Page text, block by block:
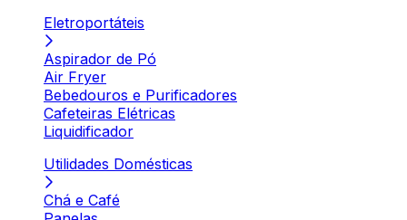
Eletroportáteis
Aspirador de Pó
Air Fryer
Bebedouros e Purificadores
Cafeteiras Elétricas
Liquidificador
Utilidades Domésticas
Chá e Café